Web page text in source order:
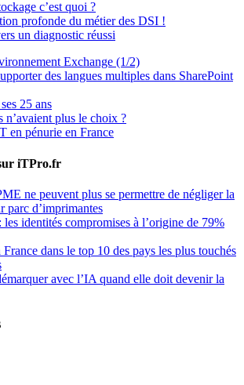
c’est quoi ?
profonde du métier des DSI !
un diagnostic réussi
Exchange (1/2)
des langues multiples dans SharePoint
25 ans
n’avaient plus le choix ?
en pénurie en France
iTPro.fr
ne peuvent plus se permettre de négliger la
parc d’imprimantes
les identités compromises à l’origine de 79%
dans le top 10 des pays les plus touchés
avec l’IA quand elle doit devenir la